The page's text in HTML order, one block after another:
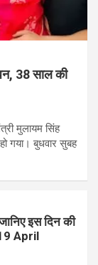
38 साल की
मुलायम सिंह
गया। बुधवार सुबह
इस दिन की
April